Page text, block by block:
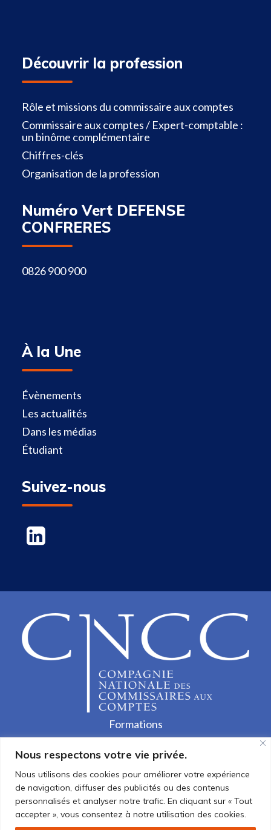
Nous respectons votre vie privée.
Nous utilisons des cookies pour améliorer votre expérience
de navigation, diffuser des publicités ou des contenus
personnalisés et analyser notre trafic. En cliquant sur « Tout
accepter », vous consentez à notre utilisation des cookies.
Découvrir la profession
Rôle et missions du commissaire aux comptes
Commissaire aux comptes / Expert-comptable :
un binôme complémentaire
Chiffres-clés
Organisation de la profession
Numéro Vert DEFENSE
CONFRERES
0826 900 900
À la Une
Évènements
Les actualités
Dans les médias
Étudiant
Suivez-nous
Formations
Annuaire
Communiqués